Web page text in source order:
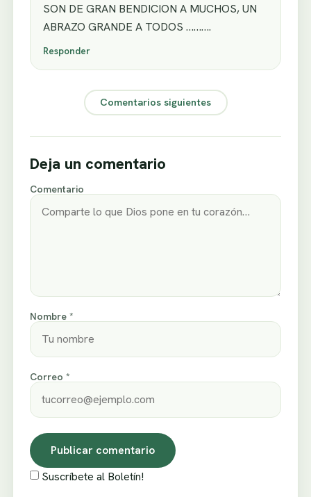
SON DE GRAN BENDICION A MUCHOS, UN
ABRAZO GRANDE A TODOS ……….
Responder
Comentarios siguientes
Deja un comentario
Comentario
Nombre *
Correo *
Suscríbete al Boletín!